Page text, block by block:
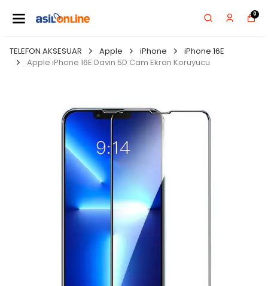
0
TELEFON AKSESUAR Apple iPhone
iPhone 16E
Apple iPhone 16E Davin 5D Cam Ekran Koruyucu